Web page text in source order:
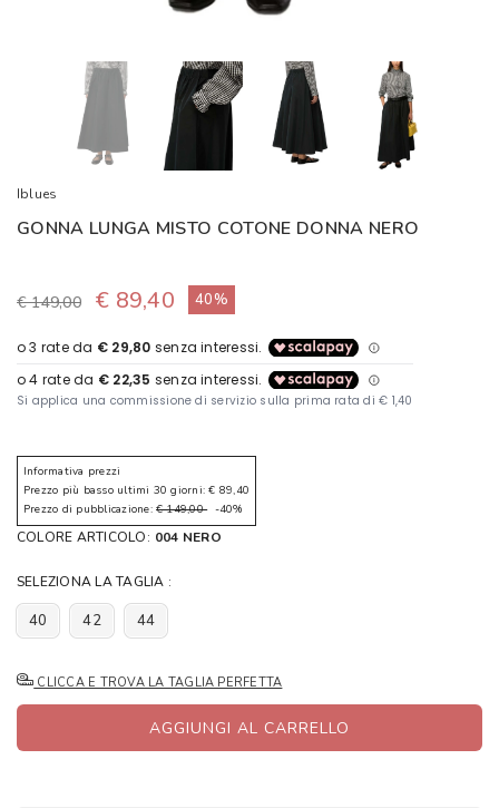
Iblues
GONNA LUNGA MISTO COTONE DONNA NERO
€ 149,00 € 89,40 40%
Informativa prezzi
Prezzo più basso ultimi 30 giorni: € 89,40
Prezzo di pubblicazione: € 149,00-40%
COLORE ARTICOLO: 004 NERO
SELEZIONA LA TAGLIA :
40 42 44
CLICCA E TROVA LA TAGLIA PERFETTA
AGGIUNGI AL CARRELLO